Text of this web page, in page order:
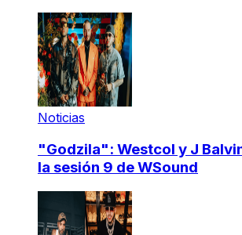
Noticias
"Godzila": Westcol y J
la sesión 9 de WSound